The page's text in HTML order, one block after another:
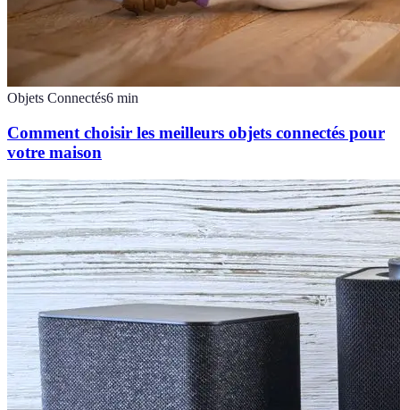
Objets Connectés6 min
Comment choisir les meilleurs objets connectés pour
votre maison